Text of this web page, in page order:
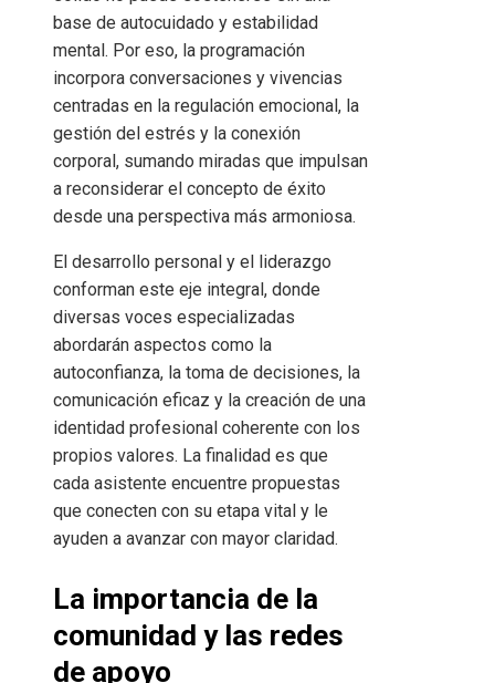
base de autocuidado y estabilidad
mental. Por eso, la programación
incorpora conversaciones y vivencias
centradas en la regulación emocional, la
gestión del estrés y la conexión
corporal, sumando miradas que impulsan
a reconsiderar el concepto de éxito
desde una perspectiva más armoniosa.
El desarrollo personal y el liderazgo
conforman este eje integral, donde
diversas voces especializadas
abordarán aspectos como la
autoconfianza, la toma de decisiones, la
comunicación eficaz y la creación de una
identidad profesional coherente con los
propios valores. La finalidad es que
cada asistente encuentre propuestas
que conecten con su etapa vital y le
ayuden a avanzar con mayor claridad.
La importancia de la
comunidad y las redes
de apoyo